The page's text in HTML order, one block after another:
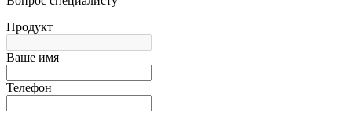
Продукт
Ваше имя
Телефон